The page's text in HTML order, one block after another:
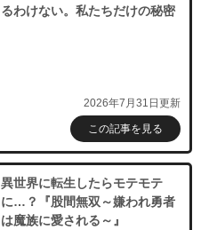
るわけない。私たちだけの秘密
2026年7月31日更新
この記事を見る
異世界に転生したらモテモテ
に…？『股間無双～嫌われ勇者
は魔族に愛される～』